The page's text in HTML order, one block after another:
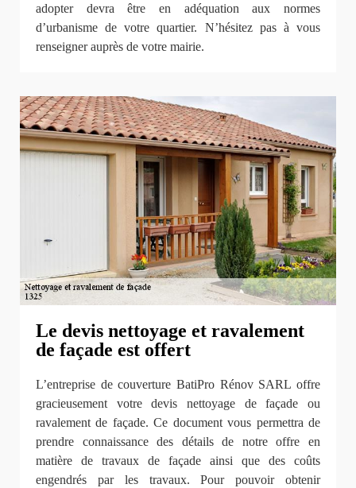
adopter devra être en adéquation aux normes
d’urbanisme de votre quartier. N’hésitez pas à vous
renseigner auprès de votre mairie.
Le devis nettoyage et ravalement
de façade est offert
L’entreprise de couverture BatiPro Rénov SARL offre
gracieusement votre devis nettoyage de façade ou
ravalement de façade. Ce document vous permettra de
prendre connaissance des détails de notre offre en
matière de travaux de façade ainsi que des coûts
engendrés par les travaux. Pour pouvoir obtenir